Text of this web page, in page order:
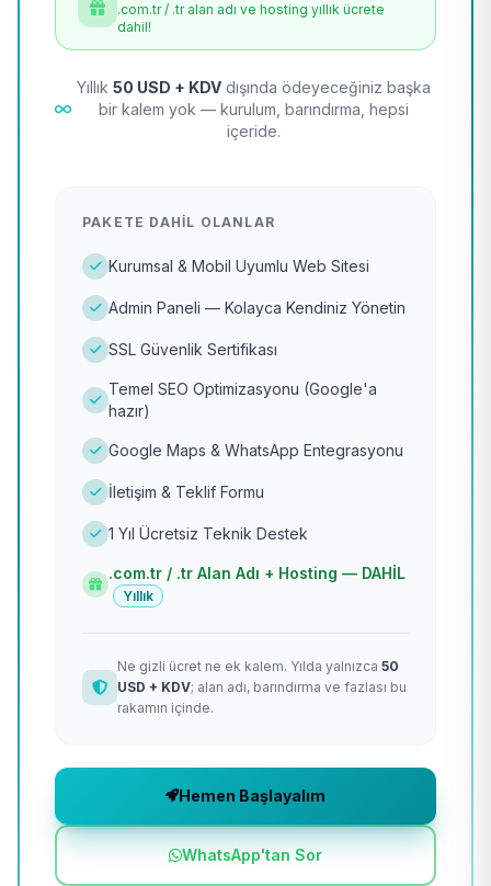
.com.tr / .tr alan adı ve hosting yıllık ücrete
dahil!
Yıllık 50 USD + KDV dışında ödeyeceğiniz başka
bir kalem yok — kurulum, barındırma, hepsi
içeride.
PAKETE DAHIL OLANLAR
Kurumsal & Mobil Uyumlu Web Sitesi
Admin Paneli — Kolayca Kendiniz Yönetin
SSL Güvenlik Sertifikası
Temel SEO Optimizasyonu (Google'a
hazır)
Google Maps & WhatsApp Entegrasyonu
İletişim & Teklif Formu
1 Yıl Ücretsiz Teknik Destek
.com.tr / .tr Alan Adı + Hosting — DAHİL
Yıllık
Ne gizli ücret ne ek kalem. Yılda yalnızca 50
USD + KDV; alan adı, barındırma ve fazlası bu
rakamın içinde.
Hemen Başlayalım
WhatsApp'tan Sor